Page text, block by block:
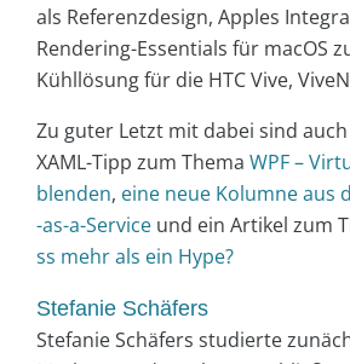
als Referenzdesign, Apples
Rendering-Essentials für macOS
Kühllösung für die HTC Vive,
Zu guter Letzt mit dabei sind
XAML-Tipp zum Thema WPF –
blenden, eine neue Kolumne aus
-as-a-Service und ein Artikel zum
ss mehr als ein Hype?
Stefanie Schäfers
Stefanie Schäfers studierte